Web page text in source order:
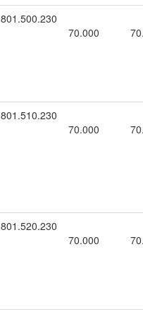
801.500.230
70.000
801.510.230
70.000
801.520.230
70.000